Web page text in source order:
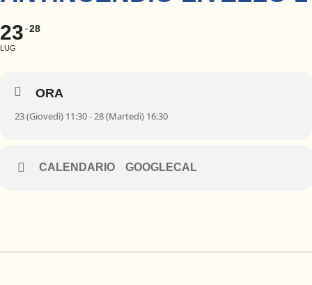
23
LUG
28
ORA
23 (Giovedì) 11:30 - 28 (Martedì) 16:30
CALENDARIO GOOGLECAL